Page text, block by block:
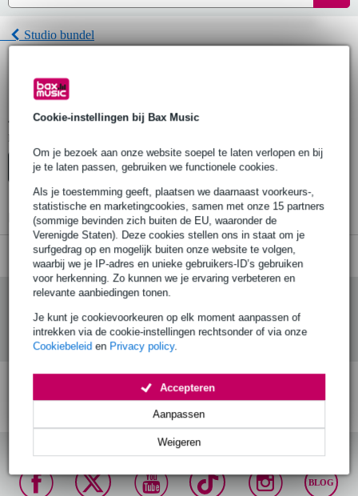
Cookie-instellingen bij Bax Music
Om je bezoek aan onze website soepel te laten verlopen en bij
je te laten passen, gebruiken we functionele cookies.
Als je toestemming geeft, plaatsen we daarnaast voorkeurs-,
statistische en marketingcookies, samen met onze 15 partners
(sommige bevinden zich buiten de EU, waaronder de
Verenigde Staten). Deze cookies stellen ons in staat om je
surfgedrag op en mogelijk buiten onze website te volgen,
waarbij we je IP-adres en unieke gebruikers-ID’s gebruiken
voor herkenning. Zo kunnen we je ervaring verbeteren en
relevante aanbiedingen tonen.
Je kunt je cookievoorkeuren op elk moment aanpassen of
intrekken via de cookie-instellingen rechtsonder of via onze
Cookiebeleid en Privacy policy.
Weigeren
Aanpassen
Accepteren
Studio bundel
Studio bundel
JBL Studio bundel
Top-10
Er zijn geen producten gevonden.
Gratis verzending vanaf
Voor 23:00 besteld,
morgen in huis (mits
op voorraad)
30 dagen 'niet goed
BLOG